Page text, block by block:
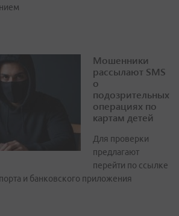
Мошенники
рассылают SMS
о
подозрительных
операциях по
картам детей
Для проверки
предлагают
перейти по ссылке
и банковского приложения